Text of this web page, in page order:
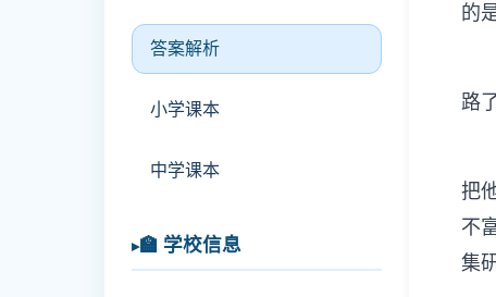
答案解析
小学课本
中学课本
🏫 学校信息
的
③
路
④
把
不
集